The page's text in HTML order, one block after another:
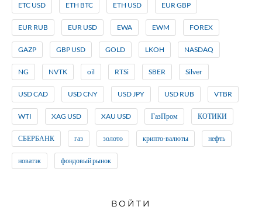
ETC USD ETH BTC ETH USD EUR GBP
EUR RUB EUR USD EWA EWM FOREX
GAZP GBP USD GOLD LKOH NASDAQ
NG NVTK oil RTSi SBER Silver
USD CAD USD CNY USD JPY USD RUB VTBR
WTI XAG USD XAU USD ГазПром КОТИКИ
СБЕРБАНК газ золото крипто-валюты нефть
новатэк фондовый рынок
ВОЙТИ